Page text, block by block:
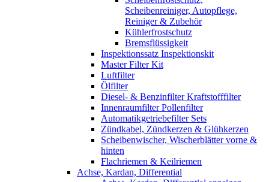
Scheibenreiniger, Autopflege,
Reiniger & Zubehör
Kühlerfrostschutz
Bremsflüssigkeit
Inspektionssatz Inspektionskit
Master Filter Kit
Luftfilter
Ölfilter
Diesel- & Benzinfilter Kraftstofffilter
Innenraumfilter Pollenfilter
Automatikgetriebefilter Sets
Zündkabel, Zündkerzen & Glühkerzen
Scheibenwischer, Wischerblätter vorne &
hinten
Flachriemen & Keilriemen
Achse, Kardan, Differential